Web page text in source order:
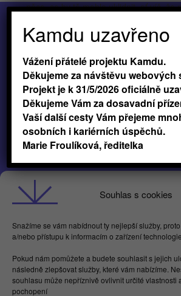
Souhlas s cookies
Snažíme se vám nabídnout ty nejlepší služby,
a/nebo přístupu k informacím o zařízení
Pokud nám pomůžete a budete souhlasit s jejich
následně zlepšovat služby, které vám nabízíme.
souhlasu může nepříznivě ovlivnit určité vlastnosti
pochopení
něco, co by tě mohlo uklidnit, ať víš, že
Obchodní podmínky
GDPR
Butterflies For Future, z.ú. Londýnská
Vinohrady
Praha 2 120 00
IČ 17615755
Kamdu uzavřeno
Vážení přátelé projektu Kamdu.
Děkujeme za návštěvu webových
Projekt je k 31/5/2026 oficiálně
Děkujeme Vám za dosavadní
Vaší další cesty Vám přejeme
osobních i kariérních úspěchů.
Marie Froulíková, ředitelka